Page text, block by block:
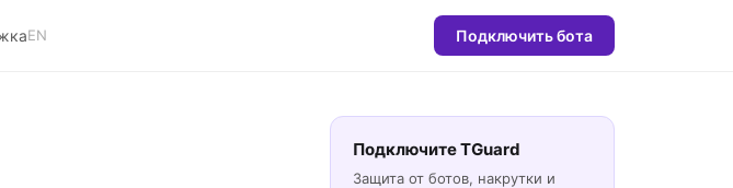
EN Подключить бота
Подключите TGuard
Защита от ботов, накрутки и